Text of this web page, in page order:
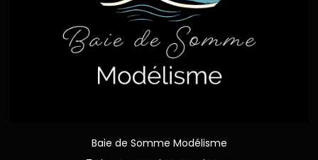
Baie de Somme Modélisme